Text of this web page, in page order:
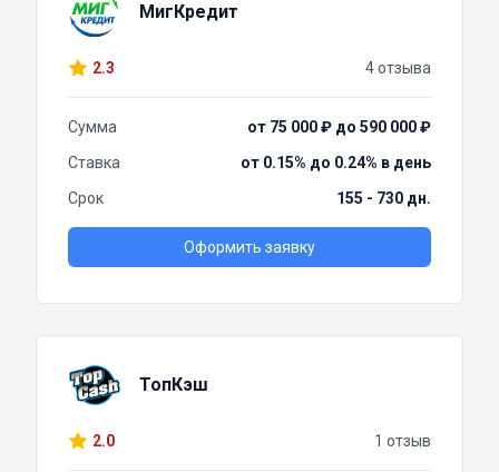
МигКредит
2.3 4 отзыва
Сумма
от 75 000 ₽ до 590 000 ₽
Ставка
от 0.15% до 0.24% в день
Срок
155 - 730 дн.
Оформить заявку
ТопКэш
2.0 1 отзыв